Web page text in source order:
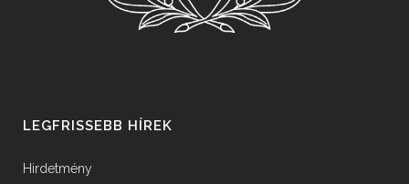
LEGFRISSEBB HÍREK
Hirdetmény